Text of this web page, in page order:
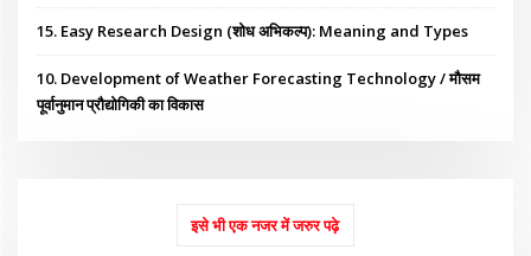
15. Easy Research Design (शोध अभिकल्प): Meaning and Types
10. Development of Weather Forecasting Technology / मौसम
पूर्वानुमान प्रौद्योगिकी का विकास
इसे भी एक नजर में जरुर पढ़े